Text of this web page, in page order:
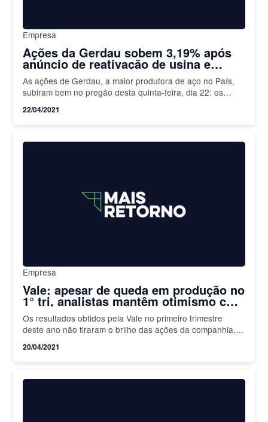
Empresa
Ações da Gerdau sobem 3,19% após
anúncio de reativação de usina e
reinício de produção de aço no Paraná
As ações de Gerdau, a maior produtora de aço no País,
subiram bem no pregão desta quinta-feira, dia 22: os
22/04/2021
Empresa
Vale: apesar de queda em produção no
1° tri, analistas mantêm otimismo com
papéis da companhia
Os resultados obtidos pela Vale no primeiro trimestre
deste ano não tiraram o brilho das ações da companhia,
20/04/2021